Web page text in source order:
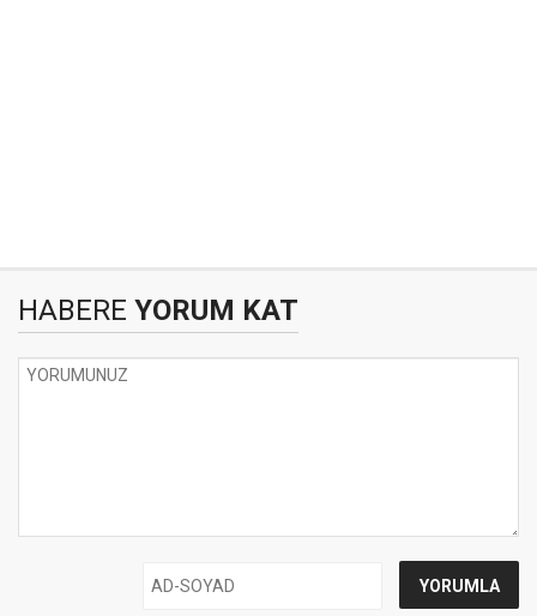
HABERE YORUM KAT